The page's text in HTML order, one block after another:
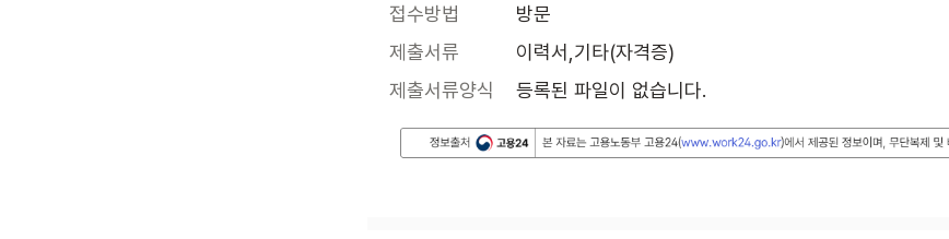
접수방법
방문
제출서류
이력서,기타(자격증)
제출서류양식
등록된 파일이 없습니다.